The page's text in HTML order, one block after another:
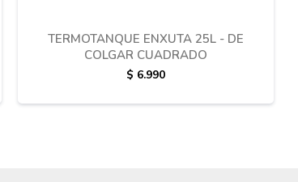
TERMOTANQUE ENXUTA 25L - DE
COLGAR CUADRADO
$ 6.990